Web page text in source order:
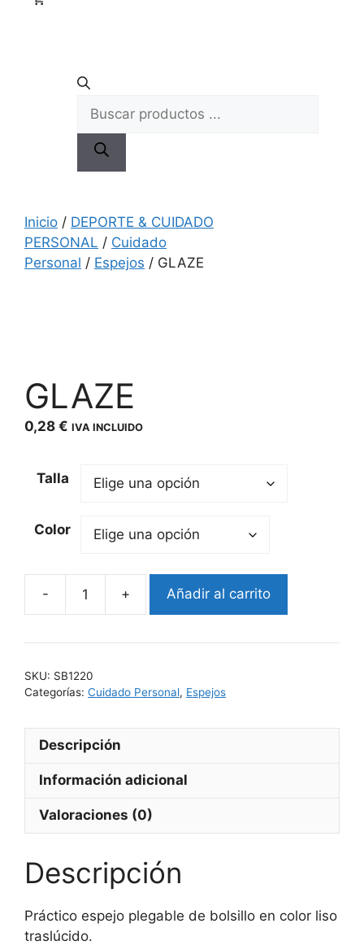
Inicio / DEPORTE & CUIDADO
PERSONAL / Cuidado
Personal / Espejos / GLAZE
GLAZE
0,28 € IVA INCLUIDO
Talla
Color
GLAZE
Añadir al carrito
SKU: SB1220
Categorías: Cuidado Personal, Espejos
Descripción
Información adicional
Valoraciones (0)
Descripción
Práctico espejo plegable de bolsillo en color liso
traslúcido.